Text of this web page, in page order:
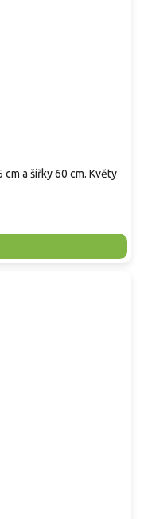
a šířky 60 cm. Květy